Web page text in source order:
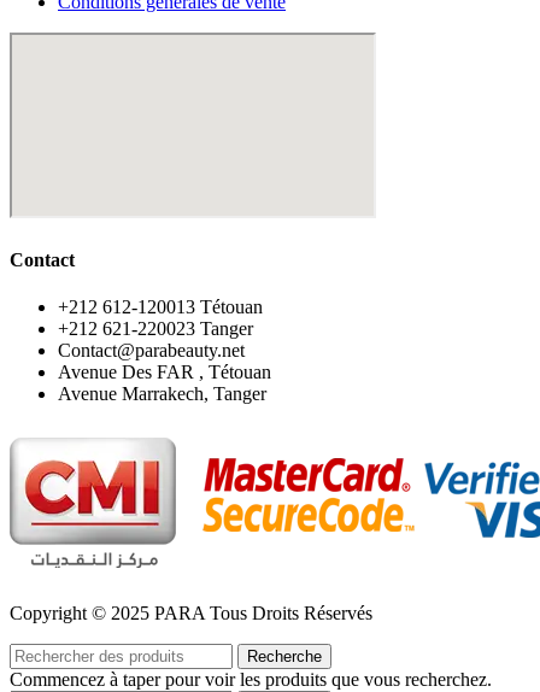
Contact
‪+212 612-120013 Tétouan
‪+212 621-220023 Tanger
Contact@parabeauty.net
Avenue Des FAR , Tétouan
Avenue Marrakech, Tanger
Copyright © 2025 PARA Tous Droits Réservés
Recherche
Commencez à taper pour voir les produits que vous recherchez.